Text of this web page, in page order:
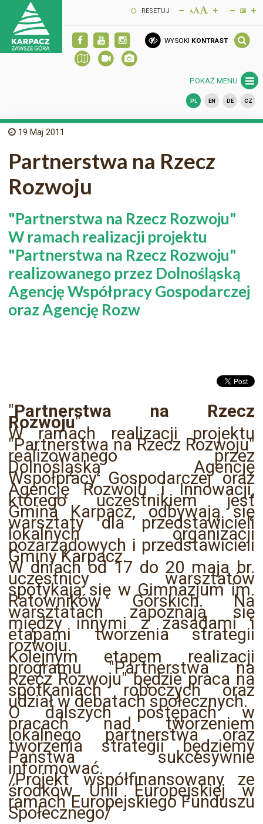
RESETUJ
WYSOKI KONTRAST
POKAŻ MENU
PL EN DE CZ
19 Maj 2011
Partnerstwa na Rzecz
Rozwoju
"Partnerstwa na Rzecz Rozwoju"
W ramach realizacji projektu
"Partnerstwa na Rzecz Rozwoju"
realizowanego przez Dolnośląską
Agencję Współpracy Gospodarczej
oraz Agencję Rozw
"Partnerstwa na Rzecz
Rozwoju"
W ramach realizacji projektu
"Partnerstwa na Rzecz Rozwoju"
realizowanego przez
Dolnośląską Agencję
Współpracy Gospodarczej oraz
Agencję Rozwoju i Innowacji,
którego uczestnikiem jest
Gmina Karpacz, odbywają się
warsztaty dla przedstawicieli
lokalnych organizacji
pozarządowych i przedstawicieli
Gminy Karpacz.
W dniach od 17 do 20 maja br.
uczestnicy warsztatów
spotykają się w Gimnazjum im.
Ratowników Górskich. Na
warsztatach zapoznają się
między innymi z zasadami i
etapami tworzenia strategii
rozwoju.
Kolejnym etapem realizacji
programu "Partnerstwa na
Rzecz Rozwoju" będzie praca na
spotkaniach roboczych oraz
udział w debatach społecznych.
O dalszych postępach w
pracach nad tworzeniem
lokalnego partnerstwa oraz
tworzenia strategii będziemy
Państwa sukcesywnie
informować.
/Projekt współfinansowany ze
środków Unii Europejskiej w
ramach Europejskiego Funduszu
Społecznego/